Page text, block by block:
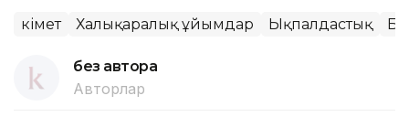
Үкімет Халықаралық ұйымдар Ықпалдастық
без автора
Авторлар